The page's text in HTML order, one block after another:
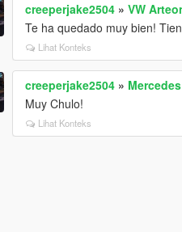
creeperjake2504 »VW
Te ha quedado muy bien!
Lihat Konteks
creeperjake2504 »
Muy Chulo!
Lihat Konteks